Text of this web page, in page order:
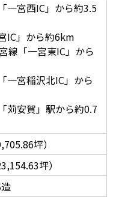
一宮西IC」から約3.5
IC」から約6km
線「一宮東IC」から
一宮稲沢北IC」から
苅安賀」駅から約0.7
坪）
坪）